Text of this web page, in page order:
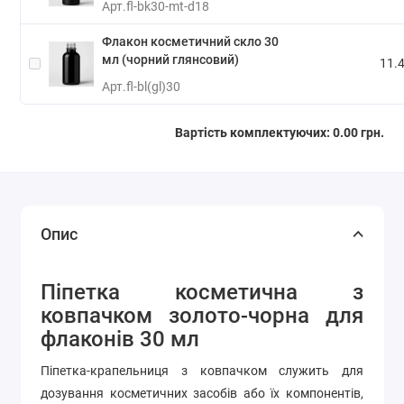
Арт.fl-bk30-mt-d18
Флакон косметичний скло 30
мл (чорний глянсовий)
Арт.fl-bl(gl)30
Вартість комплектуючих: 0.00 грн.
Опис
Піпетка косметична з
ковпачком золото-чорна для
флаконів 30 мл
Піпетка-крапельниця з ковпачком служить для
дозування косметичних засобів або їх компонентів,